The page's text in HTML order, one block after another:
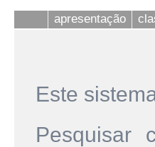
apresentação
Este
Pesquisar